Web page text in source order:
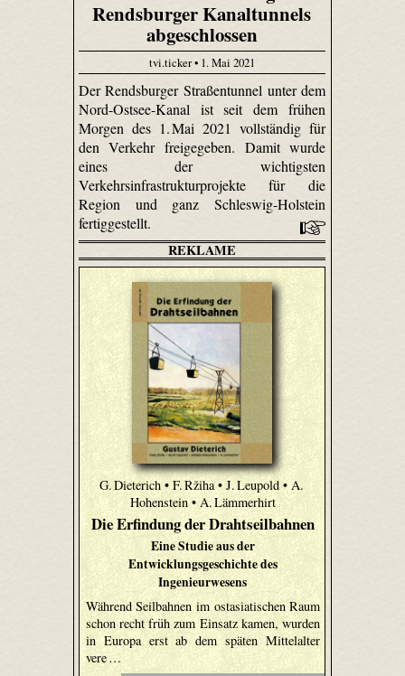
Rendsburger Kanaltunnels
abgeschlossen
tvi.ticker • 1. Mai 2021
Der Rendsburger Straßentunnel unter dem
Nord-Ostsee-Kanal ist seit dem frühen
Morgen des 1. Mai 2021 vollständig für
den Verkehr freigegeben. Damit wurde
eines der wichtigsten
Verkehrsinfrastrukturprojekte für die
Region und ganz Schleswig-Holstein
fertiggestellt.
REKLAME
G. Dieterich • F. Ržiha • J. Leupold • A.
Hohenstein • A. Lämmerhirt
Die Erfindung der Drahtseilbahnen
Eine Studie aus der
Entwicklungsgeschichte des
Ingenieurwesens
Während Seilbahnen im ostasiatischen Raum
schon recht früh zum Einsatz kamen, wurden
in Europa erst ab dem späten Mittelalter
vere …